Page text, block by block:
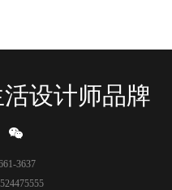
设计师品牌
3637